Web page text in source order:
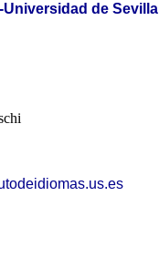
Universidad de Sevilla